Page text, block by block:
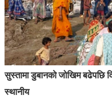
सुस्तामा डुबानको जोखिम बढेपछि
स्थानीय